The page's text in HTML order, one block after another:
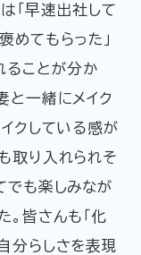
「早速出社して
めてもらった」
ることが分か
と一緒にメイク
クしている感が
取り入れられそ
でも楽しみなが
。皆さんも「化
分らしさを表現